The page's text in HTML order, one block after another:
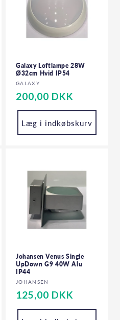
Galaxy Loftlampe 28W
Ø32cm Hvid IP54
Forhandler:
GALAXY
Normalpris
200,00 DKK
Læg i indkøbskurv
Johansen Venus Single
UpDown G9 40W Alu
IP44
Forhandler:
JOHANSEN
Normalpris
125,00 DKK